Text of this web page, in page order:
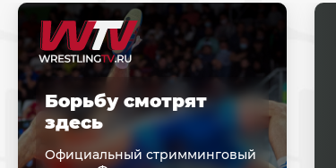
Борьбу смотрят
здесь
Официальный стримминговый